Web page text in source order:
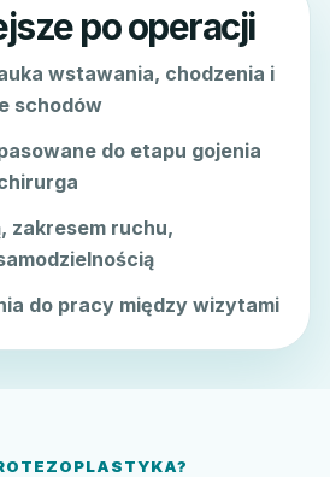
po operacji
wstawania, chodzenia i
schodów
do etapu gojenia
zakresem ruchu,
do pracy między wizytami